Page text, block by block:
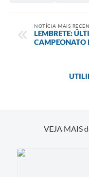
NOTÍCIA MAIS
LEMBRETE:
CAMPEONATO
VEJA MAIS